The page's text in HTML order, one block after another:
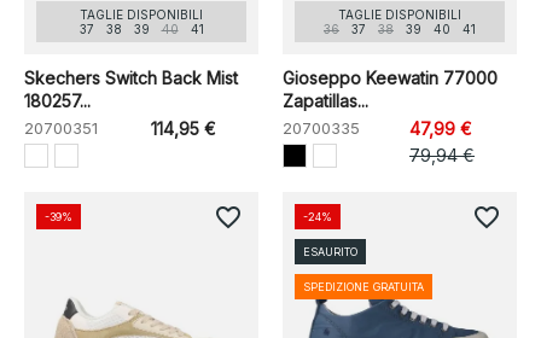
TAGLIE DISPONIBILI
37
38 39 40 41
Skechers Switch Back Mist
180257...
20700351 114,95 €
TAGLIE DISPONIBILI
36
37 38 39 40 41
Gioseppo Keewatin 77000
Zapatillas...
20700335
47,99 €
79,94 €
-39% favorite_border -24%
ESAURITO
SPEDIZIONE GRATUITA
favorite_border